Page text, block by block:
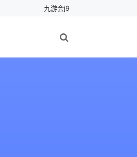
九游会j9